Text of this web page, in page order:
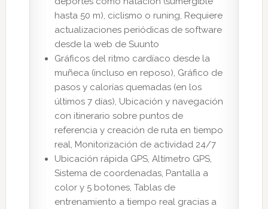
hasta 50 m), ciclismo o runing, Requiere
actualizaciones periódicas de software
desde la web de Suunto
Gráficos del ritmo cardíaco desde la
muñeca (incluso en reposo), Gráfico de
pasos y calorías quemadas (en los
últimos 7 días), Ubicación y navegación
con itinerario sobre puntos de
referencia y creación de ruta en tiempo
real, Monitorización de actividad 24/7
Ubicación rápida GPS, Altímetro GPS,
Sistema de coordenadas, Pantalla a
color y 5 botones, Tablas de
entrenamiento a tiempo real gracias a